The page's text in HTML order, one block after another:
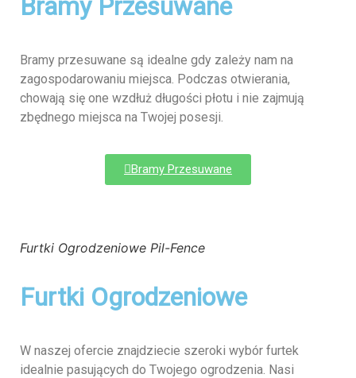
Bramy przesuwane są idealne gdy zależy nam na
zagospodarowaniu miejsca. Podczas otwierania,
chowają się one wzdłuż długości płotu i nie zajmują
zbędnego miejsca na Twojej posesji.
Bramy Przesuwane
Furtki Ogrodzeniowe Pil-Fence
Furtki Ogrodzeniowe
W naszej ofercie znajdziecie szeroki wybór furtek
idealnie pasujących do Twojego ogrodzenia. Nasi